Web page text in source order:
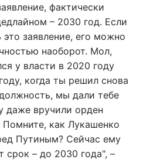
фактически
– 2030 год. Если
это заявление, его можно
наоборот. Мол,
у власти в 2020 году
когда ты решил снова
мы дали тебе
даже вручили орден
как Лукашенко
Путиным? Сейчас ему
срок – до 2030 года", –